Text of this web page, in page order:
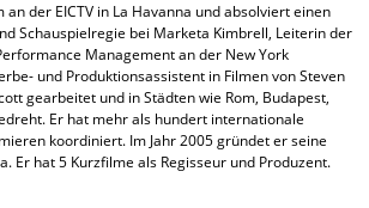
der EICTV in La Havanna und absolviert einen
Schauspielregie bei Marketa Kimbrell, Leiterin der
Management an der New York
und Produktionsassistent in Filmen von Steven
gearbeitet und in Städten wie Rom, Budapest,
Er hat mehr als hundert internationale
koordiniert. Im Jahr 2005 gründet er seine
Er hat 5 Kurzfilme als Regisseur und Produzent.